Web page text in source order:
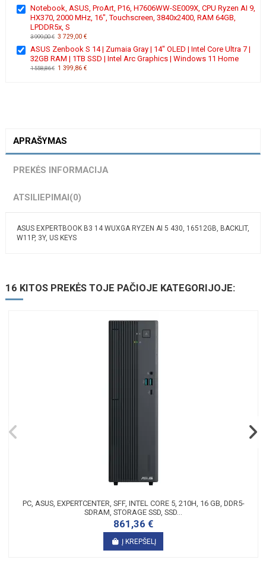
Notebook, ASUS, ProArt, P16, H7606WW-SE009X, CPU Ryzen AI 9,
HX370, 2000 MHz, 16", Touchscreen, 3840x2400, RAM 64GB,
LPDDR5x, S
3 999,00 € 3 729,00 €
ASUS Zenbook S 14 | Zumaia Gray | 14" OLED | Intel Core Ultra 7 |
32GB RAM | 1TB SSD | Intel Arc Graphics | Windows 11 Home
1 558,86 € 1 399,86 €
APRAŠYMAS
PREKĖS INFORMACIJA
ATSILIEPIMAI(0)
ASUS EXPERTBOOK B3 14 WUXGA RYZEN AI 5 430, 16512GB, BACKLIT,
W11P, 3Y, US KEYS
16 KITOS PREKĖS TOJE PAČIOJE KATEGORIJOJE:
PC, ASUS, EXPERTCENTER, SFF, INTEL CORE 5, 210H, 16 GB, DDR5-
SDRAM, STORAGE SSD, SSD...
861,36 €
Į KREPŠELĮ